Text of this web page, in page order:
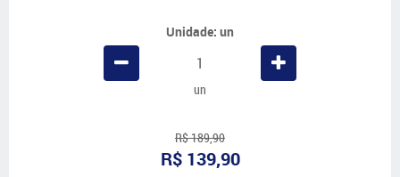
Unidade: un
un
R$ 189,90
R$ 139,90